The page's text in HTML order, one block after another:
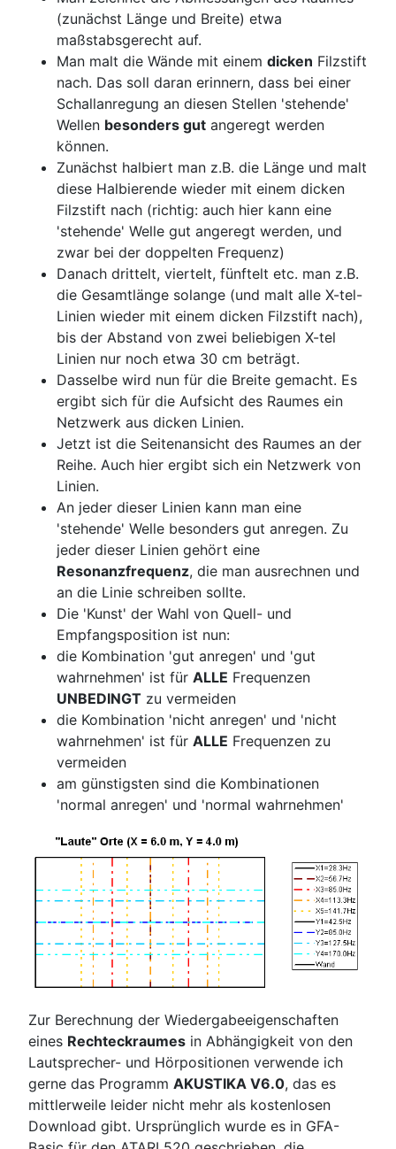
(zunächst Länge und Breite) etwa
maßstabsgerecht auf.
Man malt die Wände mit einem dicken Filzstift
nach. Das soll daran erinnern, dass bei einer
Schallanregung an diesen Stellen 'stehende'
Wellen besonders gut angeregt werden
können.
Zunächst halbiert man z.B. die Länge und malt
diese Halbierende wieder mit einem dicken
Filzstift nach (richtig: auch hier kann eine
'stehende' Welle gut angeregt werden, und
zwar bei der doppelten Frequenz)
Danach drittelt, viertelt, fünftelt etc. man z.B.
die Gesamtlänge solange (und malt alle X-tel-
Linien wieder mit einem dicken Filzstift nach),
bis der Abstand von zwei beliebigen X-tel
Linien nur noch etwa 30 cm beträgt.
Dasselbe wird nun für die Breite gemacht. Es
ergibt sich für die Aufsicht des Raumes ein
Netzwerk aus dicken Linien.
Jetzt ist die Seitenansicht des Raumes an der
Reihe. Auch hier ergibt sich ein Netzwerk von
Linien.
An jeder dieser Linien kann man eine
'stehende' Welle besonders gut anregen. Zu
jeder dieser Linien gehört eine
Resonanzfrequenz, die man ausrechnen und
an die Linie schreiben sollte.
Die 'Kunst' der Wahl von Quell- und
Empfangsposition ist nun:
die Kombination 'gut anregen' und 'gut
wahrnehmen' ist für ALLE Frequenzen
UNBEDINGT zu vermeiden
die Kombination 'nicht anregen' und 'nicht
wahrnehmen' ist für ALLE Frequenzen zu
vermeiden
am günstigsten sind die Kombinationen
'normal anregen' und 'normal wahrnehmen'
Zur Berechnung der Wiedergabeeigenschaften
eines Rechteckraumes in Abhängigkeit von den
Lautsprecher- und Hörpositionen verwende ich
gerne das Programm AKUSTIKA V6.0, das es
mittlerweile leider nicht mehr als kostenlosen
Download gibt. Ursprünglich wurde es in GFA-